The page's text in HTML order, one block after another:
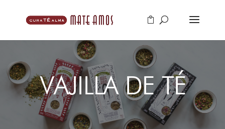
VAJILLA DE TÉ